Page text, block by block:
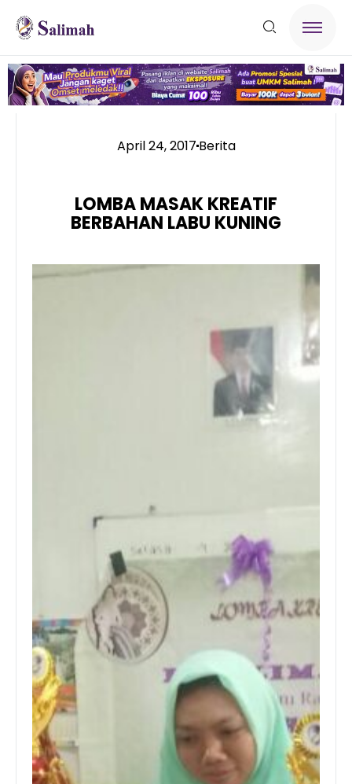
April 24, 2017Berita
LOMBA MASAK KREATIF
BERBAHAN LABU KUNING